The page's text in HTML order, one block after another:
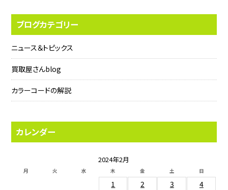
ブログカテゴリー
ニュース＆トピックス
買取屋さんblog
カラーコードの解説
カレンダー
2024年2月
月 火 水 木 金 土 日
1 2 3
4